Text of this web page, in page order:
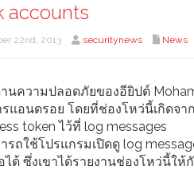
accounts
22nd, 2013 securitynews News
นความปลอดภัยของอียิปต์
แอนดรอย โดยที่ช่องโหว่นี้เกิดจ
token ไว้ที่ log messages
รถใช้โปรแกรมเปิดดู log
ได้ ซึ่งเขาได้รายงานช่องโหว่นี้ใ